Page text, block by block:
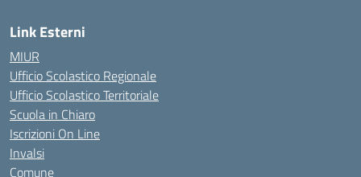
Link Esterni
MIUR
Ufficio Scolastico Regionale
Ufficio Scolastico Territoriale
Scuola in Chiaro
Iscrizioni On Line
Invalsi
Comune